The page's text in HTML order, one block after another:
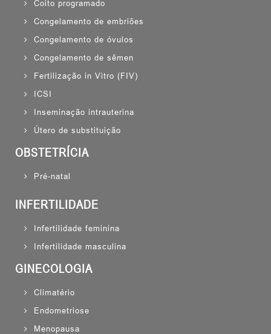
Coito programado
Congelamento de embriões
Congelamento de óvulos
Congelamento de sêmen
Fertilização in Vitro (FIV)
ICSI
Inseminação intrauterina
Útero de substituição
OBSTETRÍCIA
Pré-natal
INFERTILIDADE
Infertilidade feminina
Infertilidade masculina
GINECOLOGIA
Climatério
Endometriose
Menopausa